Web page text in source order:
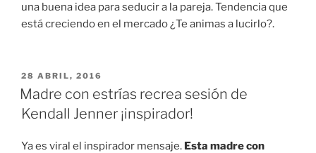
una buena idea para seducir a la pareja. Tendencia que
está creciendo en el mercado ¿Te animas a lucirlo?.
PUBLICADO
EN
28 ABRIL, 2016
Madre con estrías recrea sesión de
Kendall Jenner ¡inspirador!
Ya es viral el inspirador mensaje. Esta madre con